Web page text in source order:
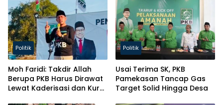
Politik
Moh Faridi: Takdir Allah
Berupa PKB Harus Dirawat
Lewat Kaderisasi dan Kursi
Politik
Usai Terima SK, PKB
Pamekasan Tancap Gas
Target Solid Hingga Desa